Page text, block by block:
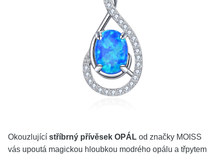
Okouzlující stříbrný přívěsek OPÁL od značky MOISS
vás upoutá magickou hloubkou modrého opálu a třpytem